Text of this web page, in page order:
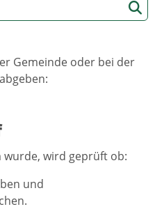
Gemeinde oder bei der
wurde, wird geprüft ob:
und